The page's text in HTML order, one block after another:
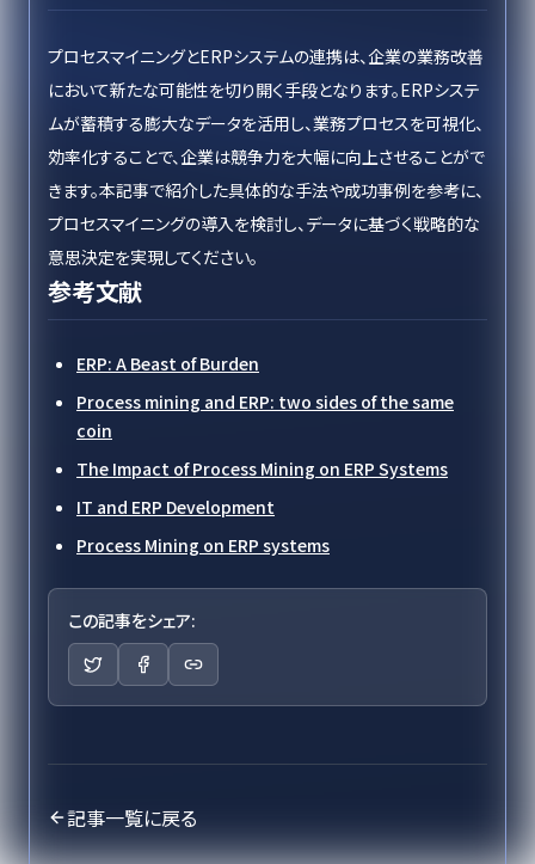
プロセスマイニングとERPシステムの連携は、企業の業務改善
において新たな可能性を切り開く手段となります。ERPシステ
ムが蓄積する膨大なデータを活用し、業務プロセスを可視化、
効率化することで、企業は競争力を大幅に向上させることがで
きます。本記事で紹介した具体的な手法や成功事例を参考に、
プロセスマイニングの導入を検討し、データに基づく戦略的な
意思決定を実現してください。
参考文献
ERP: A Beast of Burden
Process mining and ERP: two sides of the same
coin
The Impact of Process Mining on ERP Systems
IT and ERP Development
Process Mining on ERP systems
この記事をシェア:
記事一覧に戻る